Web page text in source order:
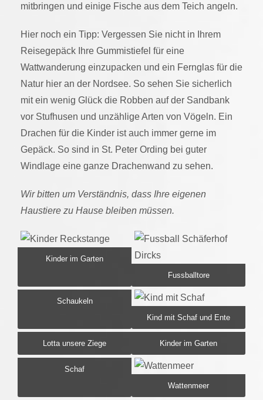
mitbringen und einige Fische aus dem Teich angeln.
Hier noch ein Tipp: Vergessen Sie nicht in Ihrem
Reisegepäck Ihre Gummistiefel für eine
Wattwanderung einzupacken und ein Fernglas für die
Natur hier an der Nordsee. So sehen Sie sicherlich
mit ein wenig Glück die Robben auf der Sandbank
vor Stufhusen und unzählige Arten von Vögeln. Ein
Drachen für die Kinder ist auch immer gerne im
Gepäck. So sind in St. Peter Ording bei guter
Windlage eine ganze Drachenwand zu sehen.
Wir bitten um Verständnis, dass Ihre eigenen
Haustiere zu Hause bleiben müssen.
Kinder im Garten
Fussballtore
Schaukeln
Kind mit Schaf und Ente
Lotta unsere Ziege Kinder im Garten
Schaf
Wattenmeer